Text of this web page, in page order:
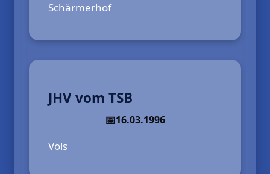
Schärmerhof
JHV vom TSB
16.03.1996
Völs